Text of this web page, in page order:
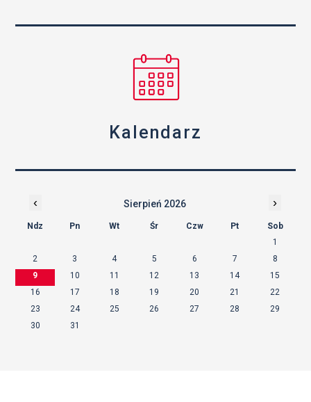
Kalendarz
‹ Sierpień 2026 ›
Ndz Pn Wt Śr Czw Pt
Sob
1
2
3 4 5 6 7
8
9
10 11 12 13 14
15
16
17 18 19 20 21
22
23
24 25 26 27 28
29
30
31